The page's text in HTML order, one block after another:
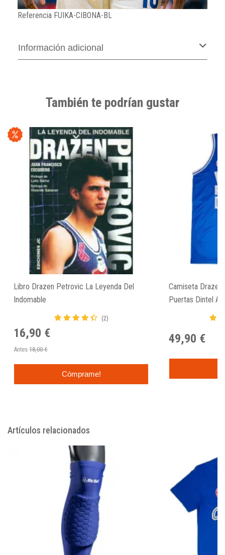
Referencia FUIKA-CIBONA-BL
Información adicional
También te podrían gustar
Libro Drazen Petrovic La Leyenda Del
Indomable
(2)
16,90 €
Antes 18,00 €
Cómprame!
Camiseta
Puertas Dintel
49,90 €
Artículos relacionados